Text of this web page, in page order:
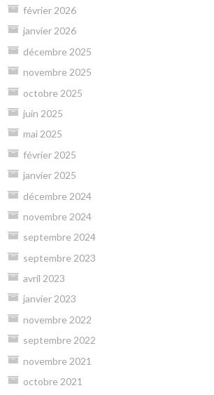
février 2026
janvier 2026
décembre 2025
novembre 2025
octobre 2025
juin 2025
mai 2025
février 2025
janvier 2025
décembre 2024
novembre 2024
septembre 2024
septembre 2023
avril 2023
janvier 2023
novembre 2022
septembre 2022
novembre 2021
octobre 2021